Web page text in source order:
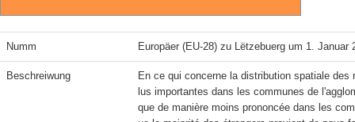
Numm Europäer (EU-28) zu Lëtzebuerg um 1. Januar
Beschreiwung
En ce qui concerne la distribution spatiale
lus importantes dans les communes de
que de manière moins prononcée dans les